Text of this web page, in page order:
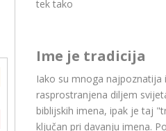
tek tako
Ime je tradicija
Iako su mnoga najpoznatija
rasprostranjena diljem
biblijskih imena, ipak je taj
ključan pri davanju imena.